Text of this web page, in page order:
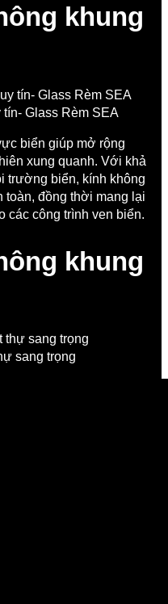
khung
tín- Glass Rèm SEA
biển giúp mở rộng
xung quanh. Với khả
trường biển, kính không
toàn, đồng thời mang lại
các công trình ven biển.
khung
sang trọng